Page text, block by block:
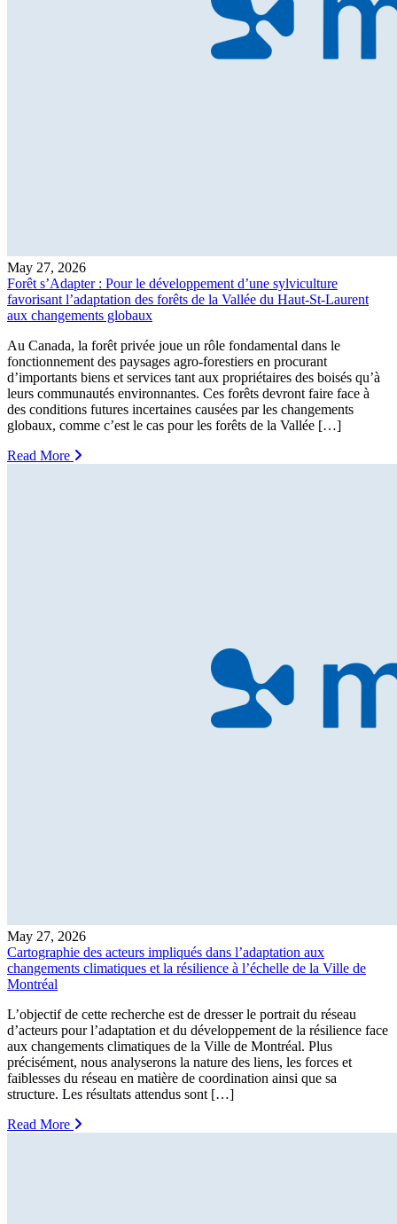
May 27, 2026
Forêt s’Adapter : Pour le développement d’une sylviculture
favorisant l’adaptation des forêts de la Vallée du Haut-St-Laurent
aux changements globaux
Au Canada, la forêt privée joue un rôle fondamental dans le
fonctionnement des paysages agro-forestiers en procurant
d’importants biens et services tant aux propriétaires des boisés qu’à
leurs communautés environnantes. Ces forêts devront faire face à
des conditions futures incertaines causées par les changements
globaux, comme c’est le cas pour les forêts de la Vallée […]
Read More
May 27, 2026
Cartographie des acteurs impliqués dans l’adaptation aux
changements climatiques et la résilience à l’échelle de la Ville de
Montréal
L’objectif de cette recherche est de dresser le portrait du réseau
d’acteurs pour l’adaptation et du développement de la résilience face
aux changements climatiques de la Ville de Montréal. Plus
précisément, nous analyserons la nature des liens, les forces et
faiblesses du réseau en matière de coordination ainsi que sa
structure. Les résultats attendus sont […]
Read More